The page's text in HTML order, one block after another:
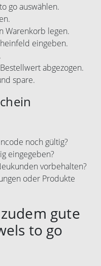
go auswählen.
Warenkorb legen.
eingeben.
abgezogen.
spare.
noch gültig?
eingegeben?
vorbehalten?
oder Produkte
gute
to go